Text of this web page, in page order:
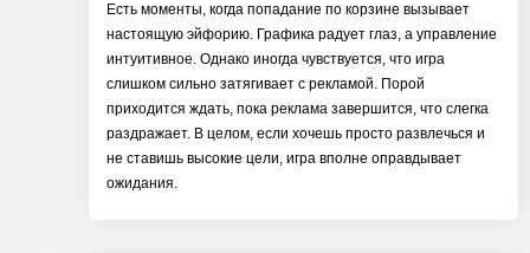
Есть моменты, когда попадание по корзине вызывает
настоящую эйфорию. Графика радует глаз, а управление
интуитивное. Однако иногда чувствуется, что игра
слишком сильно затягивает с рекламой. Порой
приходится ждать, пока реклама завершится, что слегка
раздражает. В целом, если хочешь просто развлечься и
не ставишь высокие цели, игра вполне оправдывает
ожидания.